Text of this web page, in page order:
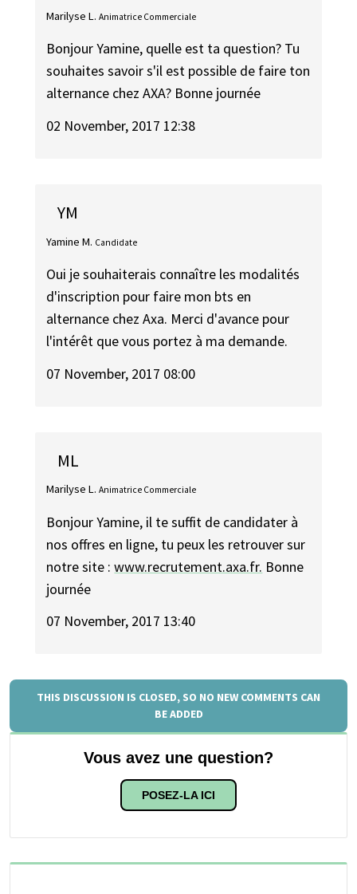
Marilyse L. Animatrice Commerciale
Bonjour Yamine, quelle est ta question? Tu
souhaites savoir s'il est possible de faire ton
alternance chez AXA? Bonne journée
02 November, 2017 12:38
YM
Yamine M. Candidate
Oui je souhaiterais connaître les modalités
d'inscription pour faire mon bts en
alternance chez Axa. Merci d'avance pour
l'intérêt que vous portez à ma demande.
07 November, 2017 08:00
ML
Marilyse L. Animatrice Commerciale
Bonjour Yamine, il te suffit de candidater à
nos offres en ligne, tu peux les retrouver sur
notre site :www.recrutement.axa.fr. Bonne
journée
07 November, 2017 13:40
THIS DISCUSSION IS CLOSED, SO NO NEW COMMENTS CAN
BE ADDED
Vous avez une question?
POSEZ-LA ICI